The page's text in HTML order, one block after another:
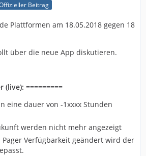
Beitrag
Plattformen am 18.05.2018 gegen 18
über die neue App diskutieren.
(live): =========
eine dauer von -1xxxx Stunden
werden nicht mehr angezeigt
Pager Verfügbarkeit geändert wird der